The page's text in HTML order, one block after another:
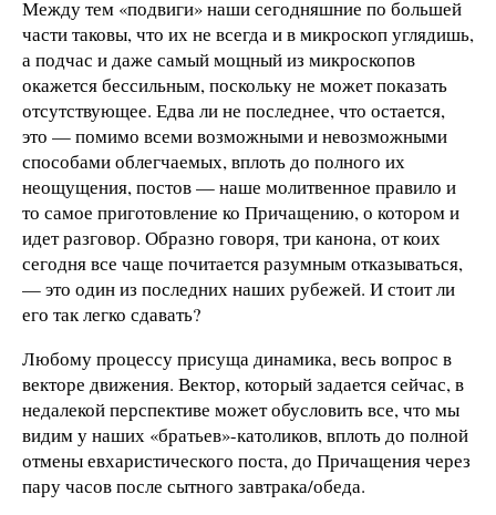
Между тем «подвиги» наши сегодняшние по большей
части таковы, что их не всегда и в микроскоп углядишь,
а подчас и даже самый мощный из микроскопов
окажется бессильным, поскольку не может показать
отсутствующее. Едва ли не последнее, что остается,
это — помимо всеми возможными и невозможными
способами облегчаемых, вплоть до полного их
неощущения, постов — наше молитвенное правило и
то самое приготовление ко Причащению, о котором и
идет разговор. Образно говоря, три канона, от коих
сегодня все чаще почитается разумным отказываться,
— это один из последних наших рубежей. И стоит ли
его так легко сдавать?
Любому процессу присуща динамика, весь вопрос в
векторе движения. Вектор, который задается сейчас, в
недалекой перспективе может обусловить все, что мы
видим у наших «братьев»-католиков, вплоть до полной
отмены евхаристического поста, до Причащения через
пару часов после сытного завтрака/обеда.